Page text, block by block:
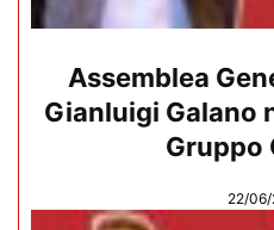
Assemblea
Gianluigi Galano
Gruppo
22/